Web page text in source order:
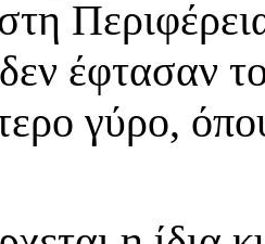
έφτασαν
γύρο,